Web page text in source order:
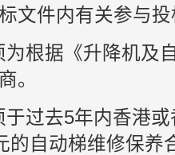
文件内有关参与
根据《升降机及
。
过去5年内香港
的自动梯维修保养